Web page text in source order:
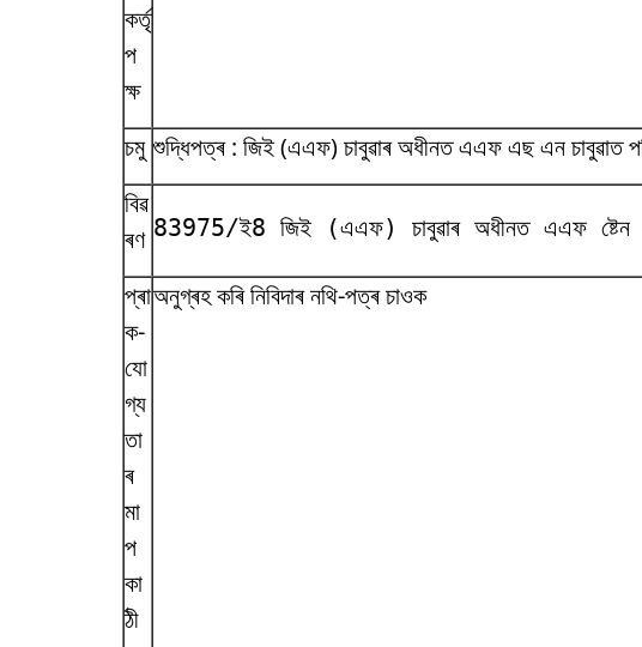
কৰ্তৃ
প
ক্ষ
চমু শুদ্ধিপত্ৰ : জিই (এএফ) চাবুৱাৰ অধীনত এএফ এছ এন চাবুৱাত
বিৱ
ৰণ 83975/ই8 জিই (এএফ) চাবুৱাৰ অধীনত এএফ ষ্টেন
প্ৰা
ক-
যো
গ্য
তা
ৰ
মা
প
কা
ঠী
অনুগ্ৰহ কৰি নিবিদাৰ নথি-পত্ৰ চাওক